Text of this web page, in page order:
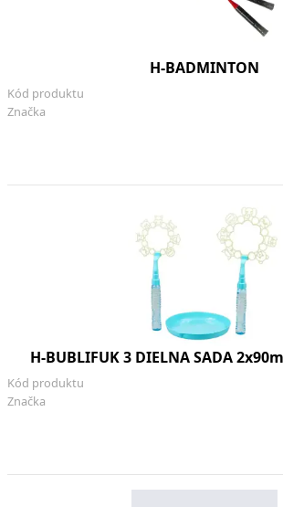
H-BADMINTON
Značka
Kód produktu
H-BUBLIFUK 3 DIELNA SADA
Značka
Kód produktu